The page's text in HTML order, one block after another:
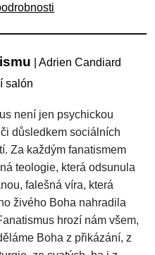
| Adrien Candiard
salón
není jen psychickou
důsledkem sociálních
Za každým fanatismem
teologie, která odsunula
falešná víra, která
živého Boha nahradila
hrozí nám všem,
Boha z přikázání, z